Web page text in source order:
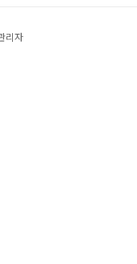
리자